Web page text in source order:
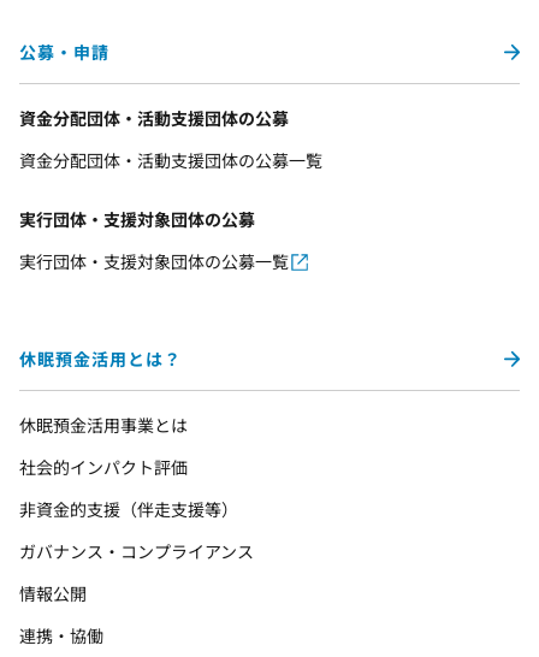
公募・申請
資金分配団体・活動支援団体の公募
資金分配団体・活動支援団体の公募一覧
実行団体・支援対象団体の公募
実行団体・支援対象団体の公募一覧
休眠預金活用とは？
休眠預金活用事業とは
社会的インパクト評価
非資金的支援（伴走支援等）
ガバナンス・コンプライアンス
情報公開
連携・協働